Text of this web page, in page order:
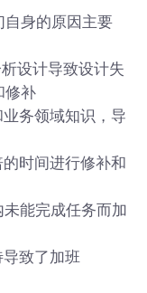
自身的原因主要
设计导致设计失
修补
务领域知识，导
时间进行修补和
能完成任务而加
致了加班